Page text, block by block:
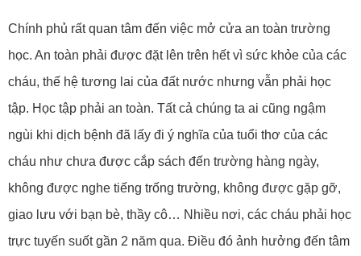
Chính phủ rất quan tâm đến việc mở cửa an toàn trường
học. An toàn phải được đặt lên trên hết vì sức khỏe của các
cháu, thế hệ tương lai của đất nước nhưng vẫn phải học
tập. Học tập phải an toàn. Tất cả chúng ta ai cũng ngậm
ngùi khi dịch bệnh đã lấy đi ý nghĩa của tuổi thơ của các
cháu như chưa được cắp sách đến trường hàng ngày,
không được nghe tiếng trống trường, không được gặp gỡ,
giao lưu với bạn bè, thầy cô… Nhiều nơi, các cháu phải học
trực tuyến suốt gần 2 năm qua. Điều đó ảnh hưởng đến tâm